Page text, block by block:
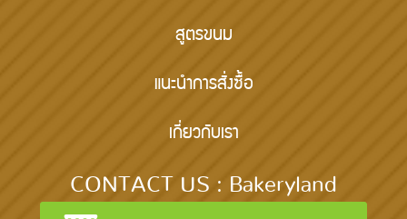
สูตรขนม
แนะนำการสั่งซื้อ
เกี่ยวกับเรา
CONTACT US : Bakeryland